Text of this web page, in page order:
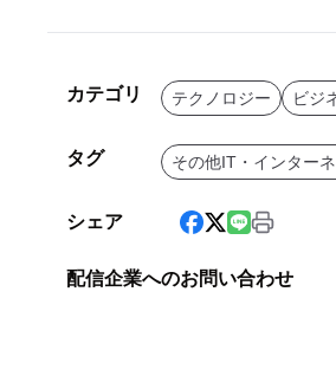
カテゴリ テクノロジー ビジ
タグ その他IT・インター
シェア
配信企業へのお問い合わせ